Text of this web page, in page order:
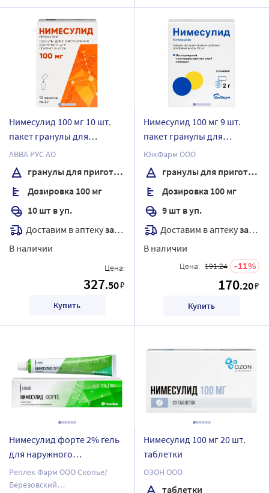
Нимесулид 100 мг 10 шт.
пакет гранулы для
приготовления суспензии
для приема внутрь 2 гр
АВВА РУС АО
гранулы для приготовления суспензии
Дозировка 100 мг
10 шт в уп.
Доставим в аптекузавтра
В наличии
Цена:
327.50₽
Купить
Нимесулид 100 мг 9 шт.
пакет гранулы для
приготовления суспензии
для приема внутрь 2 гр
ЮжФарм ООО
гранулы для приготовления суспензии
Дозировка 100 мг
9 шт в уп.
Доставим в аптекузавтра
В наличии
Цена: 191.24 11
170.20₽
Купить
Нимесулид форте 2% гель
для наружного
применения 50 гр
Реплек Фарм ООО Скопье/
Березовский
Нимесулид 100 мг 20 шт.
таблетки
ОЗОН ООО
таблетки